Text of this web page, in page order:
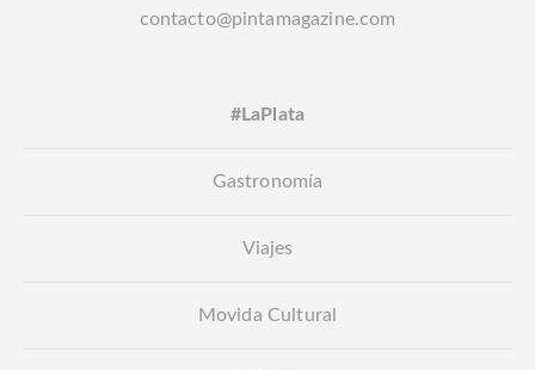
contacto@pintamagazine.com
#LaPlata
Gastronomía
Viajes
Movida Cultural